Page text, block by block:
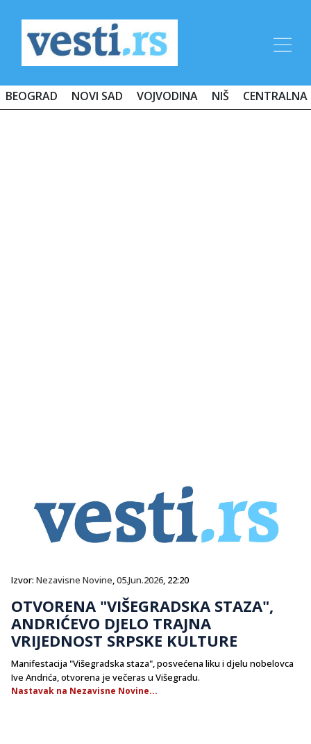
BEOGRAD NOVI SAD VOJVODINA NIŠ CENTRALNA
Izvor: Nezavisne Novine,05.Jun.2026, 22:20
OTVORENA "VIŠEGRADSKA STAZA",
ANDRIĆEVO DJELO TRAJNA
VRIJEDNOST SRPSKE KULTURE
Manifestacija "Višegradska staza", posvećena liku i djelu nobelovca
Ive Andrića, otvorena je večeras u Višegradu.
Nastavak na Nezavisne Novine...